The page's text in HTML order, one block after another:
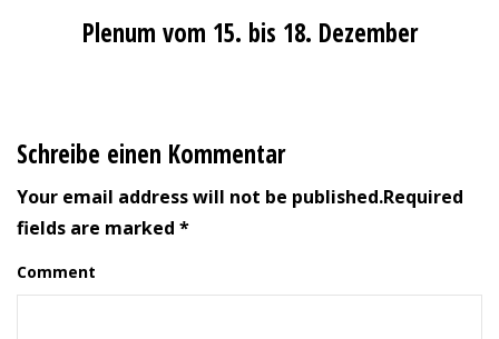
Plenum vom 15. bis 18. Dezember
Schreibe einen Kommentar
Your email address will not be published.Required
fields are marked *
Comment